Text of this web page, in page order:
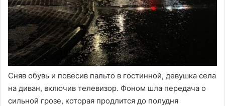
Сняв обувь и повесив пальто в гостинной, девушка села
на диван, включив телевизор. Фоном шла передача о
сильной грозе, которая продлится до полудня